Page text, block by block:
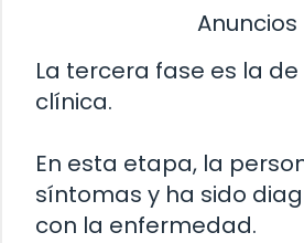
Anuncios
La tercera fase es la
clínica.
En esta etapa, la
síntomas y ha sido
con la enfermedad.